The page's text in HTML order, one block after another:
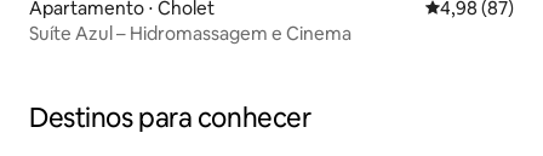
Apartamento ⋅ Cholet 4,98 de uma
4,98 (87)
Suíte Azul – Hidromassagem e Cinema
Destinos para conhecer